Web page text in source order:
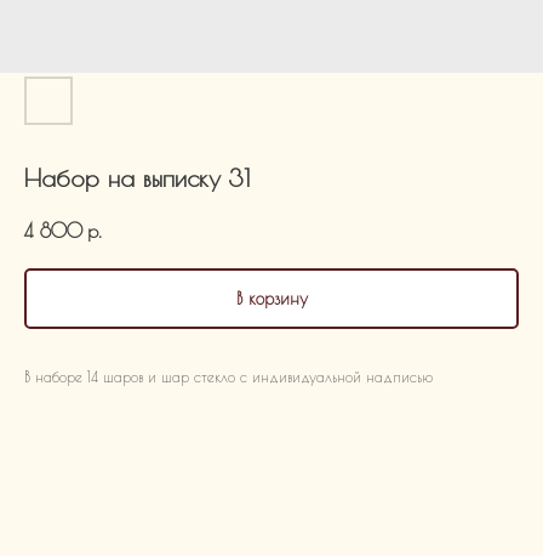
Набор на выписку 31
4 800 р.
В корзину
В наборе 14 шаров и шар стекло с индивидуальной надписью